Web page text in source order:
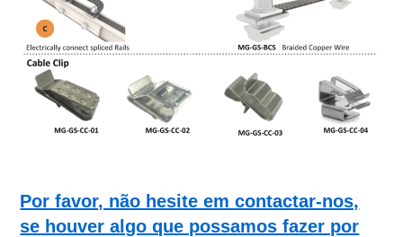
Por favor, não hesite em contactar-nos,
se houver algo que possamos fazer por